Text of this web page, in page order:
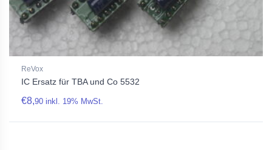
ReVox
IC Ersatz für TBA und Co 5532
€8,90 inkl. 19% MwSt.